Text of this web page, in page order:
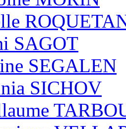
SAGOT
SEGALEN
SICHOV